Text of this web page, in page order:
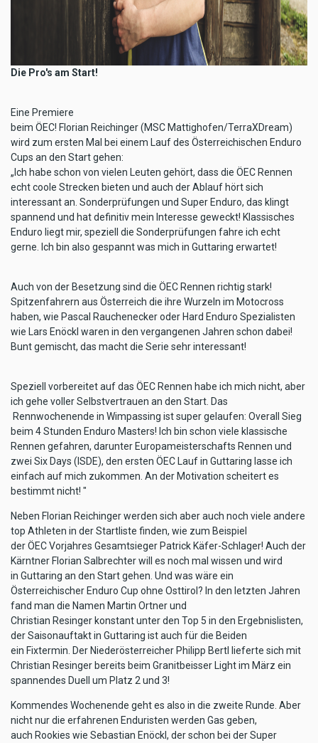
Die Pro's am Start!
Eine Premiere
beim ÖEC! Florian Reichinger (MSC Mattighofen/TerraXDream)
wird zum ersten Mal bei einem Lauf des Österreichischen Enduro
Cups an den Start gehen:
„Ich habe schon von vielen Leuten gehört, dass die ÖEC Rennen
echt coole Strecken bieten und auch der Ablauf hört sich
interessant an. Sonderprüfungen und Super Enduro, das klingt
spannend und hat definitiv mein Interesse geweckt! Klassisches
Enduro liegt mir, speziell die Sonderprüfungen fahre ich echt
gerne. Ich bin also gespannt was mich in Guttaring erwartet!
Auch von der Besetzung sind die ÖEC Rennen richtig stark!
Spitzenfahrern aus Österreich die ihre Wurzeln im Motocross
haben, wie Pascal Rauchenecker oder Hard Enduro Spezialisten
wie Lars Enöckl waren in den vergangenen Jahren schon dabei!
Bunt gemischt, das macht die Serie sehr interessant!
Speziell vorbereitet auf das ÖEC Rennen habe ich mich nicht, aber
ich gehe voller Selbstvertrauen an den Start. Das
Rennwochenende in Wimpassing ist super gelaufen: Overall Sieg
beim 4 Stunden Enduro Masters! Ich bin schon viele klassische
Rennen gefahren, darunter Europameisterschafts Rennen und
zwei Six Days (ISDE), den ersten ÖEC Lauf in Guttaring lasse ich
einfach auf mich zukommen. An der Motivation scheitert es
bestimmt nicht! "
Neben Florian Reichinger werden sich aber auch noch viele andere
top Athleten in der Startliste finden, wie zum Beispiel
der ÖEC Vorjahres Gesamtsieger Patrick Käfer-Schlager! Auch der
Kärntner Florian Salbrechter will es noch mal wissen und wird
in Guttaring an den Start gehen. Und was wäre ein
Österreichischer Enduro Cup ohne Osttirol? In den letzten Jahren
fand man die Namen Martin Ortner und
Christian Resinger konstant unter den Top 5 in den Ergebnislisten,
der Saisonauftakt in Guttaring ist auch für die Beiden
ein Fixtermin. Der Niederösterreicher Philipp Bertl lieferte sich mit
Christian Resinger bereits beim Granitbeisser Light im März ein
spannendes Duell um Platz 2 und 3!
Kommendes Wochenende geht es also in die zweite Runde. Aber
nicht nur die erfahrenen Enduristen werden Gas geben,
auch Rookies wie Sebastian Enöckl, der schon bei der Super